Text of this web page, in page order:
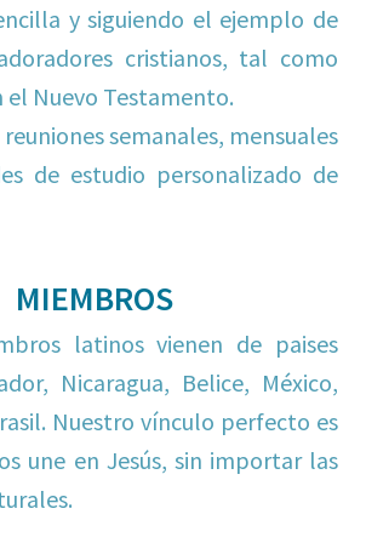
y siguiendo el ejemplo de
cristianos, tal como
el Nuevo Testamento.
semanales, mensuales
de estudio personalizado de
MIEMBROS
latinos vienen de paises
Nicaragua, Belice, México,
Nuestro vínculo perfecto es
une en Jesús, sin importar las